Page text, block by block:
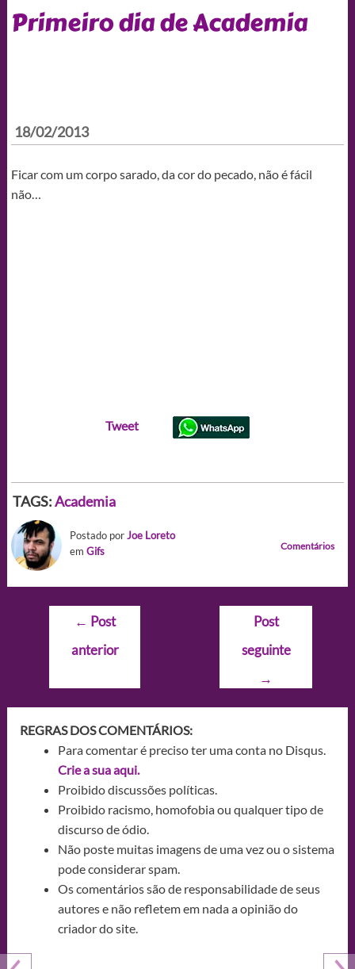
Primeiro dia de Academia
18/02/2013
Ficar com um corpo sarado, da cor do pecado, não é fácil
não…
Tweet
TAGS:Academia
Postado porJoe Loreto
em Gifs Comentários
Navegação
Post
← Post
anterior
Post
seguinte
→
REGRAS DOS COMENTÁRIOS:
Para comentar é preciso ter uma conta no Disqus.
Crie a sua aqui.
Proibido discussões políticas.
Proibido racismo, homofobia ou qualquer tipo de
discurso de ódio.
Não poste muitas imagens de uma vez ou o sistema
pode considerar spam.
Os comentários são de responsabilidade de seus
autores e não refletem em nada a opinião do
criador do site.